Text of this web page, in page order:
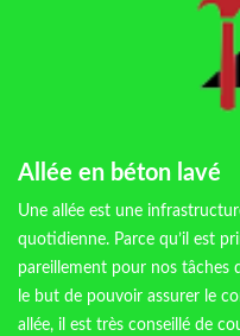
Allée en béton lavé
Une allée est une
quotidienne. Parce qu’il est
pareillement pour nos tâches
le but de pouvoir assurer le
allée, il est très conseillé de